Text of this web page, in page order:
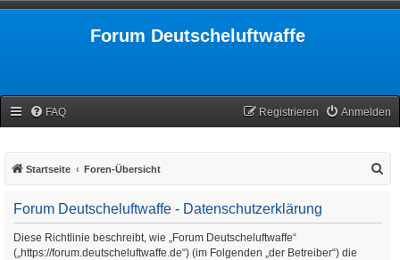
Forum Deutscheluftwaffe
FAQ Anmelden
Registrieren
Startseite Foren-Übersicht
Forum Deutscheluftwaffe - Datenschutzerklärung
Diese Richtlinie beschreibt, wie „Forum Deutscheluftwaffe“
(„https://forum.deutscheluftwaffe.de“) (im Folgenden „der Betreiber“) die